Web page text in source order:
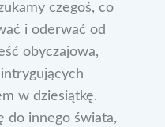
czegoś, co
i oderwać od
obyczajowa,
w dziesiątkę.
do innego świata,